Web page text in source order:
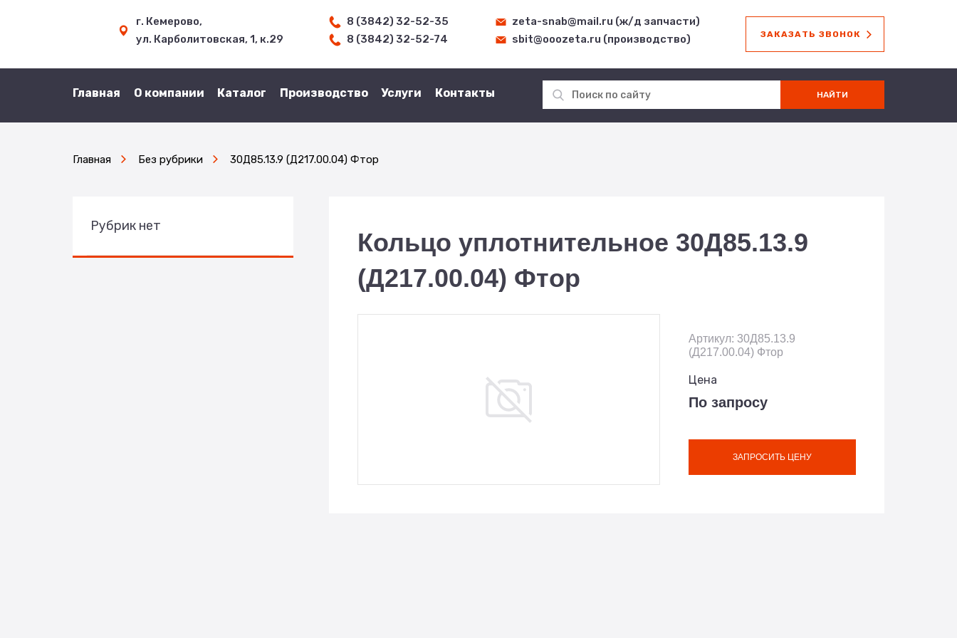
г. Кемерово,
ул. Карболитовская, 1, к.29
8 (3842) 32-52-35
8 (3842) 32-52-74
zeta-snab@mail.ru (ж/д запчасти)
sbit@ooozeta.ru (производство)
ЗАКАЗАТЬ ЗВОНОК
Главная О компании Каталог Производство Услуги Контакты
Главная Без рубрики 30Д85.13.9 (Д217.00.04) Фтор
Рубрик нет
Кольцо уплотнительное 30Д85.13.9
(Д217.00.04) Фтор
Артикул: 30Д85.13.9
(Д217.00.04) Фтор
Цена
По запросу
ЗАПРОСИТЬ ЦЕНУ